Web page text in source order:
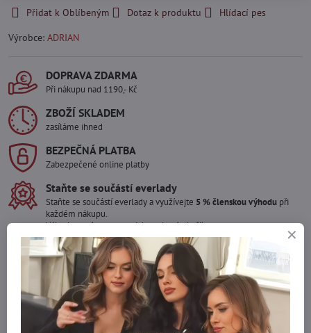
Přidat k Oblíbeným Dotaz k produktu
Hlídací pes
Výrobce: ADRIAN
DOPRAVA ZDARMA
Při nákupu nad 1190,- Kč
ZBOŽÍ SKLADEM
zasíláme ihned
BEZPEČNÁ PLATBA
Zabezpečené online platby
Staňte se součástí everlady
Staňte se součástí everlady a využívejte 5 % členskou výhodu při
každém nákupu.
Výhoda se vám automaticky uplatní v košíku.
Máte zájem o více kusů ?
Kontaktujte nás na mail, zboží pro Vás doskladníme!
info​@everlady​.eu